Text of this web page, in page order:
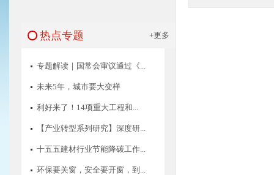
热点专题 +更多
专题解读｜国常会审议通过《...
未来5年，城市要大变样
利好来了！14项重大工程和...
【产业转型系列研究】深度研...
十五五建材行业节能降碳工作...
环保要关窗，安全要开窗，到...